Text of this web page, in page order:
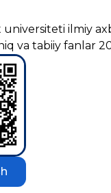
ilmiy
va tabiiy fanlar